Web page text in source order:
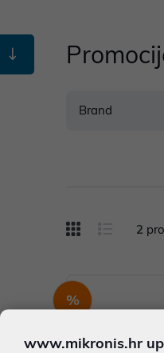
Brand
2
%
www.mikronis.hr